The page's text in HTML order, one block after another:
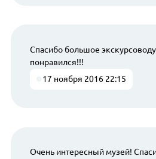
Спасибо большое
понравился!!!
17 ноября 2016 22:15
Очень интересный музей!